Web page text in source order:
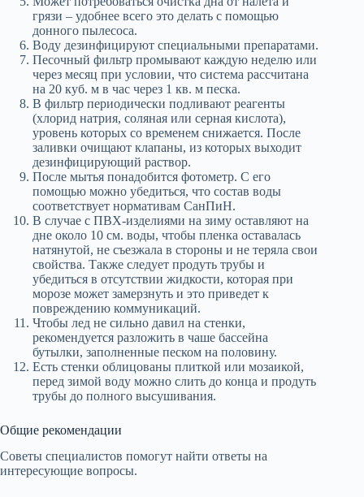
грязи – удобнее всего это делать с помощью
донного пылесоса.
Воду дезинфицируют специальными препаратами.
Песочный фильтр промывают каждую неделю или
через месяц при условии, что система рассчитана
на 20 куб. м в час через 1 кв. м песка.
В фильтр периодически подливают реагенты
(хлорид натрия, соляная или серная кислота),
уровень которых со временем снижается. После
заливки очищают клапаны, из которых выходит
дезинфицирующий раствор.
После мытья понадобится фотометр. С его
помощью можно убедиться, что состав воды
соответствует нормативам СанПиН.
В случае с ПВХ-изделиями на зиму оставляют на
дне около 10 см. воды, чтобы пленка оставалась
натянутой, не съезжала в стороны и не теряла свои
свойства. Также следует продуть трубы и
убедиться в отсутствии жидкости, которая при
морозе может замерзнуть и это приведет к
повреждению коммуникаций.
Чтобы лед не сильно давил на стенки,
рекомендуется разложить в чаше бассейна
бутылки, заполненные песком на половину.
Есть стенки облицованы плиткой или мозаикой,
перед зимой воду можно слить до конца и продуть
трубы до полного высушивания.
Общие рекомендации
Советы специалистов помогут найти ответы на
интересующие вопросы.